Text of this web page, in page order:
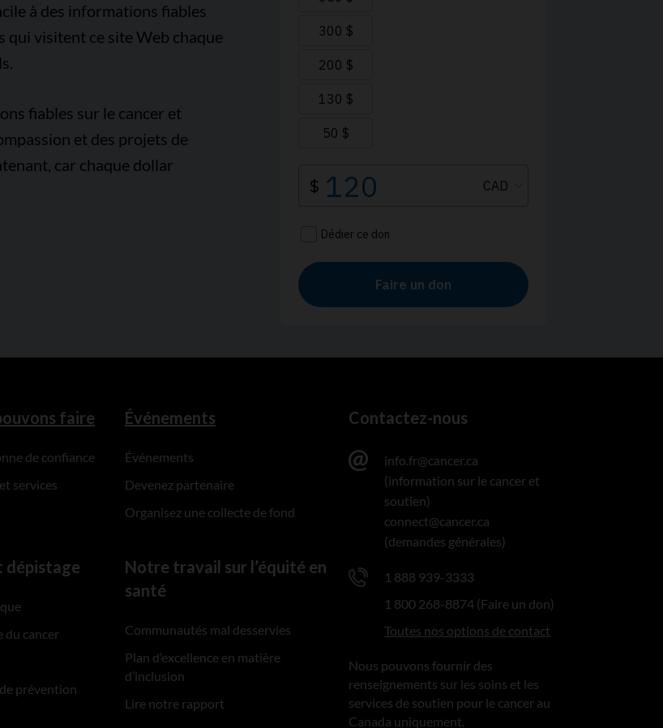
à des informations fiables
qui visitent ce site Web chaque
fiables sur le cancer et
et des projets de
car chaque dollar
faire
de confiance
services
dépistage
du cancer
prévention
Événements
Événements
Devenez partenaire
Organisez une collecte de fond
Notre travail sur l’équité en
santé
Communautés mal desservies
Plan d’excellence en matière
d’inclusion
Lire notre rapport
Contactez-nous
info.fr@cancer.ca
(information sur le cancer et
soutien)
connect@cancer.ca
(demandes générales)
1 888 939-3333
1 800 268-8874 (Faire un don)
Toutes nos options de contact
Nous pouvons fournir des
renseignements sur les soins et les
services de soutien pour le cancer au
Canada uniquement.